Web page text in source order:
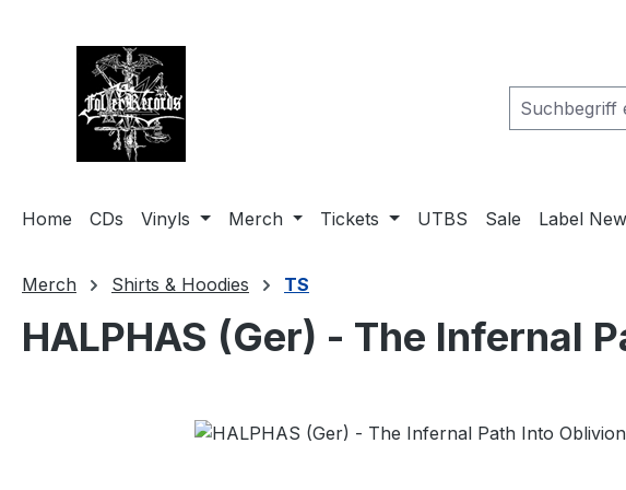
Home CDs Vinyls Merch Tickets UTBS Sale Label
Merch Shirts & Hoodies TS
HALPHAS (Ger) - The Infernal
Bildergalerie überspringen